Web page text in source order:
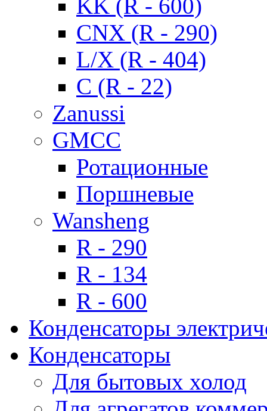
KK (R - 600)
CNX (R - 290)
L/X (R - 404)
C (R - 22)
Zanussi
GMCC
Ротационные
Поршневые
Wansheng
R - 290
R - 134
R - 600
Конденсаторы
Конденсаторы
Для бытовых холод